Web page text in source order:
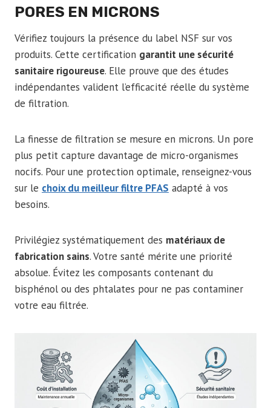
PORES EN MICRONS
Vérifiez toujours la présence du label NSF sur vos
produits. Cette certification garantit une sécurité
sanitaire rigoureuse. Elle prouve que des études
indépendantes valident l’efficacité réelle du système
de filtration.
La finesse de filtration se mesure en microns. Un pore
plus petit capture davantage de micro-organismes
nocifs. Pour une protection optimale, renseignez-vous
sur le choix du meilleur filtre PFAS adapté à vos
besoins.
Privilégiez systématiquement des matériaux de
fabrication sains. Votre santé mérite une priorité
absolue. Évitez les composants contenant du
bisphénol ou des phtalates pour ne pas contaminer
votre eau filtrée.